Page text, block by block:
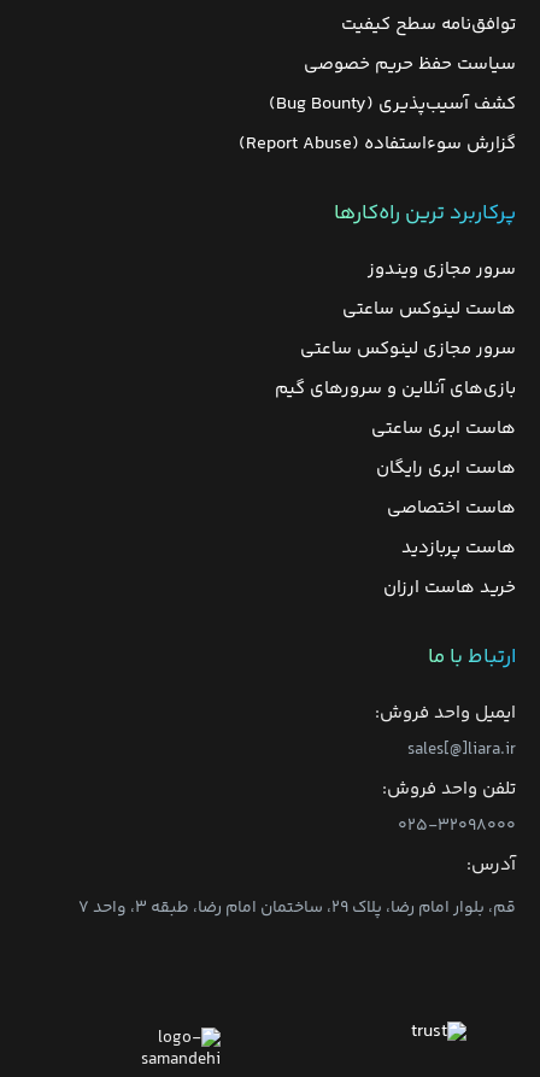
توافق‌نامه سطح کیفیت
سیاست حفظ حریم خصوصی
کشف آسیب‌پذیری (Bug Bounty)
گزارش سوءاستفاده (Report Abuse)
پرکاربرد ترین راه‌کارها
سرور مجازی ویندوز
هاست لینوکس ساعتی
سرور مجازی لینوکس ساعتی
بازی‌های آنلاین و سرورهای گیم
هاست ابری ساعتی
هاست ابری رایگان
هاست اختصاصی
هاست پربازدید
خرید هاست ارزان
ارتباط با ما
ایمیل واحد فروش:
sales[@]liara.ir
تلفن واحد فروش:
۰۲۵-۳۲۰۹۸۰۰۰
آدرس:
قم، بلوار امام رضا، پلاک ۲۹، ساختمان امام رضا، طبقه ۳، واحد ۷